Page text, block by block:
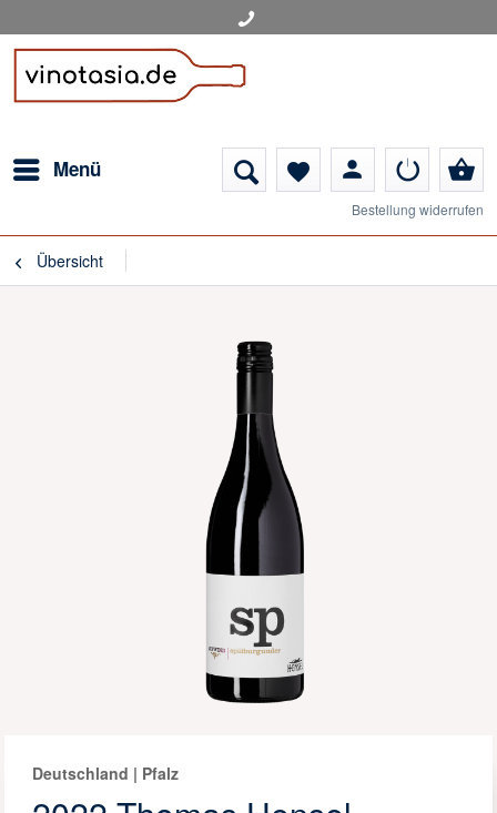
Menü favorite person shopping_basket
Bestellung widerrufen
Übersicht
Deutschland | Pfalz